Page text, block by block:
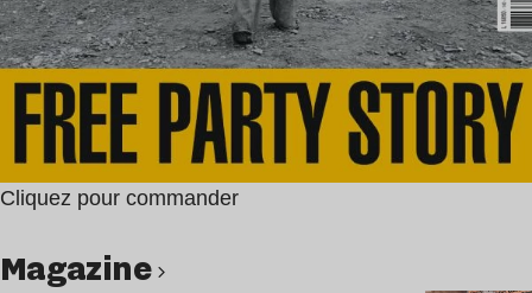
Cliquez pour commander
magazine